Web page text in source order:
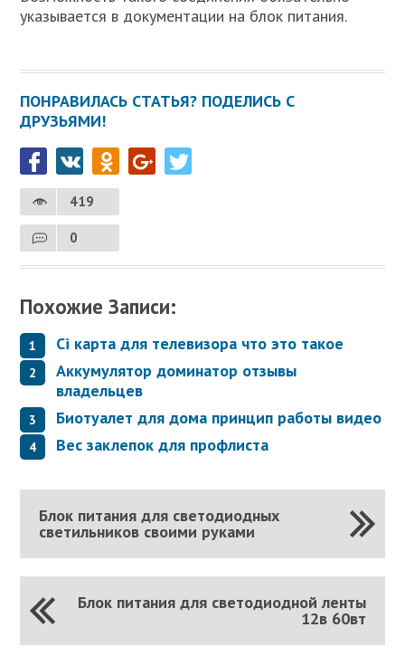
указывается в документации на блок питания.
ПОНРАВИЛАСЬ СТАТЬЯ? ПОДЕЛИСЬ С
ДРУЗЬЯМИ!
419
0
Похожие Записи:
Ci карта для телевизора что это такое
Аккумулятор доминатор отзывы
владельцев
Биотуалет для дома принцип работы видео
Вес заклепок для профлиста
Блок питания для светодиодных
светильников своими руками
Блок питания для светодиодной ленты
12в 60вт